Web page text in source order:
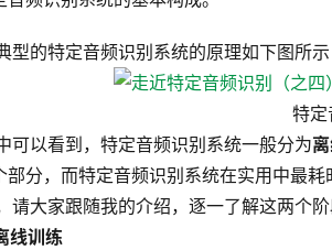
的特定音频识别系统的原理如下图所示
特定
以看到，特定音频识别系统一般分为
部分，而特定音频识别系统在实用中最耗
大家跟随我的介绍，逐一了解这两个阶
线训练